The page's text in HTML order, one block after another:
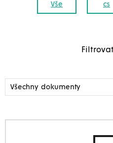
Vše cs